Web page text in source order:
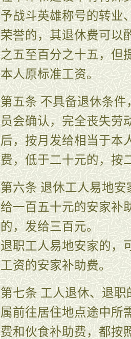
予战斗英雄称号的转业
荣誉的，其退休费可以
之五至百分之十五，但
本人原标准工资。
第五条 不具备退休条
员会确认，完全丧失劳
后，按月发给相当于本
费，低于二十元的，按
第六条 退休工人易地
给一百五十元的安家补
的，发给三百元。
退职工人易地安家的，
工资的安家补助费。
第七条 工人退休、退
属前往居住地点途中所
费和伙食补助费，都按